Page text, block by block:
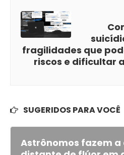
fragilidades que
riscos e dificultar
SUGERIDOS PARA VOCÊ
Astrônomos fazem